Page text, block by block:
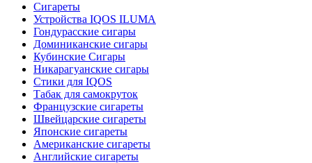
Сигареты
Устройства IQOS ILUMA
Гондурасские сигары
Доминиканские сигары
Кубинские Сигары
Никарагуанские сигары
Стики для IQOS
Табак для самокруток
Французские сигареты
Швейцарские сигареты
Японские сигареты
Американские сигареты
Английские сигареты